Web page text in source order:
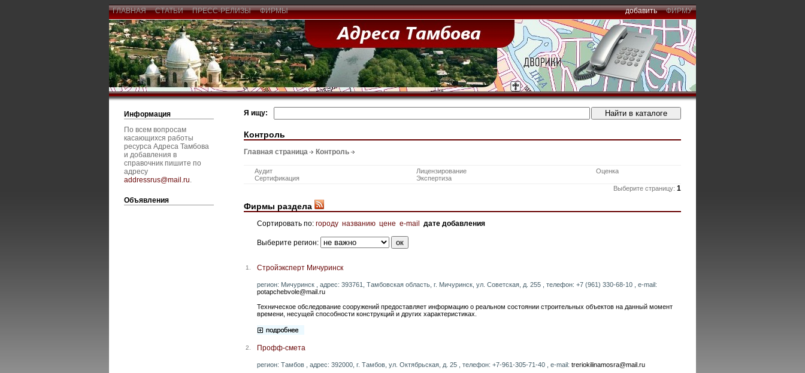
ГЛАВНАЯ СТАТЬИ ПРЕСС-РЕЛИЗЫ ФИРМЫ добавить ФИРМУ
Информация
По всем вопросам
касающихся работы
ресурса Адреса Тамбова
и добавления в
справочник пишите по
адресу
addressrus@mail.ru.
Объявления
Я ищу:
Контроль
Главная страница Контроль
Аудит Лицензирование
Оценка
Сертификация
Экспертиза
Выберите страницу: 1
Фирмы раздела
Сортировать по: городу названию цене e-mail дате добавления
Выберите регион:
1. Стройэксперт Мичуринск
регион: Мичуринск , адрес: 393761, Тамбовская область, г. Мичуринск, ул. Советская, д. 255 , телефон: +7 (961) 330-68-10 , e-mail:
potapchebvole@mail.ru
Техническое обследование сооружений предоставляет информацию о реальном состоянии строительных объектов на данный момент
времени, несущей способности конструкций и других характеристиках.
2. Профф-смета
регион: Тамбов , адрес: 392000, г. Тамбов, ул. Октябрьская, д. 25 , телефон: +7-961-305-71-40 , e-mail: treriokilinamosra@mail.ru